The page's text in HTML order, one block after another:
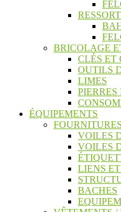
BRICOLAGE
CLÉS ET
OUTILS
LIMES
PIERRES
ÉQUIPEMENTS
VOILES
VOILES
LIENS
BACHES